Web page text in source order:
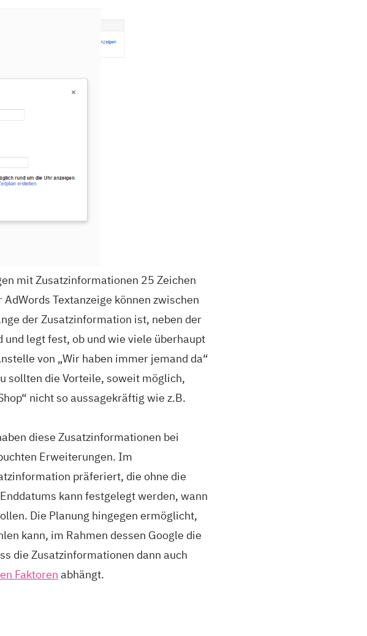
mit Zusatzinformationen 25 Zeichen
Textanzeige können zwischen
der Zusatzinformation ist, neben der
legt fest, ob und wie viele überhaupt
von „Wir haben immer jemand da“
sollten die Vorteile, soweit möglich,
nicht so aussagekräftig wie z.B.
diese Zusatzinformationen bei
Erweiterungen. Im
präferiert, die ohne die
kann festgelegt werden, wann
Die Planung hingegen ermöglicht,
kann, im Rahmen dessen Google die
die Zusatzinformationen dann auch
Faktoren abhängt.